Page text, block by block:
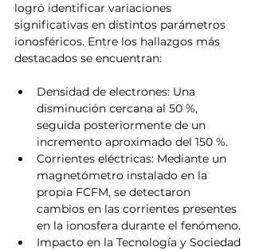
logró identificar variaciones
significativas en distintos parámetros
ionosféricos. Entre los hallazgos más
destacados se encuentran:
Densidad de electrones: Una
disminución cercana al 50 %,
seguida posteriormente de un
incremento aproximado del 150 %.
Corrientes eléctricas: Mediante un
magnetómetro instalado en la
propia FCFM, se detectaron
cambios en las corrientes presentes
en la ionosfera durante el fenómeno.
Impacto en la Tecnología y Sociedad